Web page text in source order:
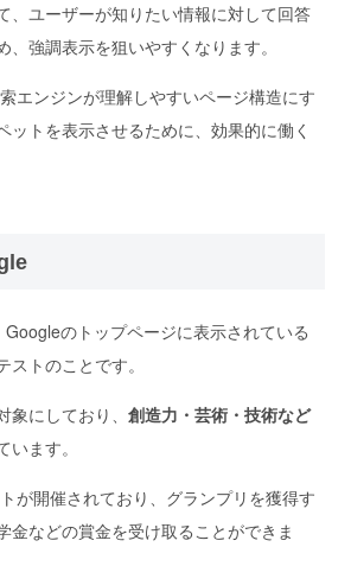
、ユーザーが知りたい情報に対して回答
、強調表示を狙いやすくなります。
エンジンが理解しやすいページ構造にす
ットを表示させるために、効果的に働く
Googleのトップページに表示されている
ストのことです。
象にしており、創造力・芸術・技術など
います。
が開催されており、グランプリを獲得す
金などの賞金を受け取ることができま